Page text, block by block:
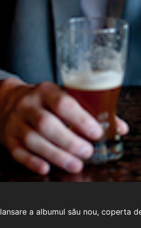
a albumul său nou, coperta